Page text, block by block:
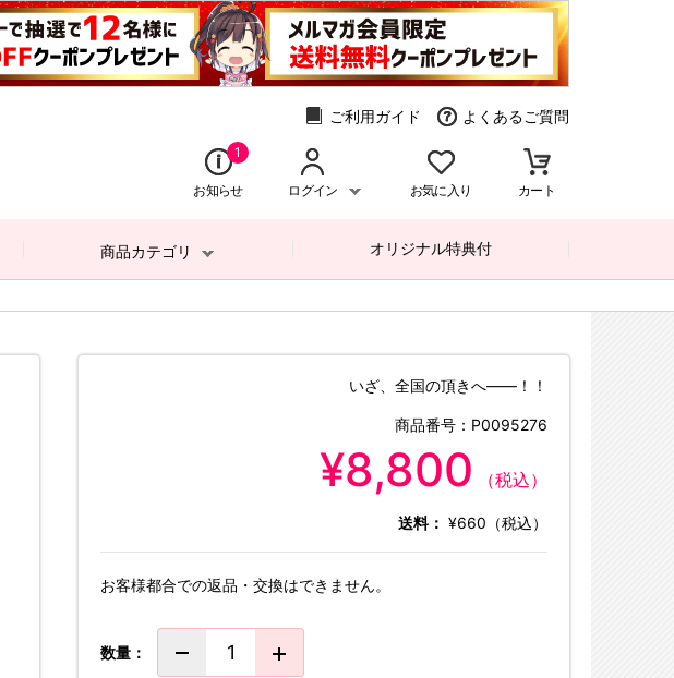
ご利用ガイド よくあるご質問
1
お知らせ ログイン お気に入り カート
商品カテゴリ オリジナル特典付
いざ、全国の頂きへ――！！
商品番号： P0095276
¥8,800 （税込）
送料： ¥660（税込）
お客様都合での返品・交換はできません。
数量：